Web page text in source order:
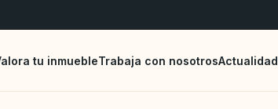
tu inmuebleTrabaja con nosotrosActualidad